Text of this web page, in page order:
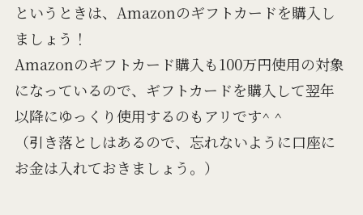
というときは、Amazonのギフトカードを購入し
ましょう！
Amazonのギフトカード購入も100万円使用の対象
になっているので、ギフトカードを購入して翌年
以降にゆっくり使用するのもアリです^ ^
（引き落としはあるので、忘れないように口座に
お金は入れておきましょう。）